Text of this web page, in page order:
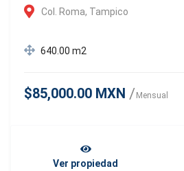
Col. Roma, Tampico
640.00 m2
$85,000.00 MXN Mensual
Ver propiedad